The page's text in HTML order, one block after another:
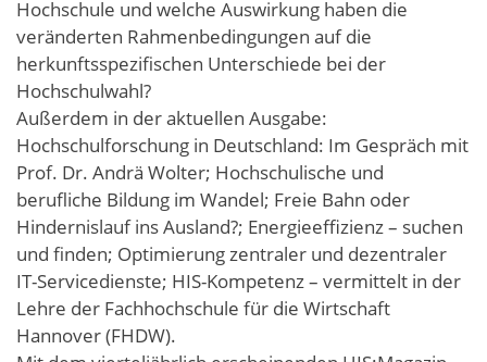
Hochschule und welche Auswirkung haben die
veränderten Rahmenbedingungen auf die
herkunftsspezifischen Unterschiede bei der
Hochschulwahl?
Außerdem in der aktuellen Ausgabe:
Hochschulforschung in Deutschland: Im Gespräch mit
Prof. Dr. Andrä Wolter; Hochschulische und
berufliche Bildung im Wandel; Freie Bahn oder
Hindernislauf ins Ausland?; Energieeffizienz – suchen
und finden; Optimierung zentraler und dezentraler
IT-Servicedienste; HIS-Kompetenz – vermittelt in der
Lehre der Fachhochschule für die Wirtschaft
Hannover (FHDW).